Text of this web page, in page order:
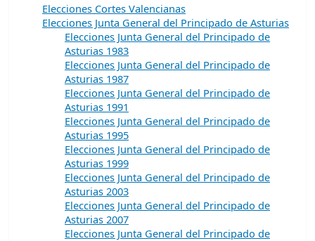
Elecciones Cortes Valencianas
Elecciones Junta General del Principado de Asturias
Elecciones Junta General del Principado de
Asturias 1983
Elecciones Junta General del Principado de
Asturias 1987
Elecciones Junta General del Principado de
Asturias 1991
Elecciones Junta General del Principado de
Asturias 1995
Elecciones Junta General del Principado de
Asturias 1999
Elecciones Junta General del Principado de
Asturias 2003
Elecciones Junta General del Principado de
Asturias 2007
Elecciones Junta General del Principado de